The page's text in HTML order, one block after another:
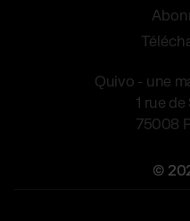
Quivo - une
1 rue
75008
©